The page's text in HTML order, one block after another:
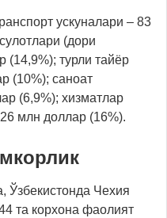
ускуналари – 83
(дори
(14,9%); турли тайёр
(10%); саноат
(6,9%); хизматлар
млн доллар (16%).
Ўзбекистонда Чехия
та корхона фаолият